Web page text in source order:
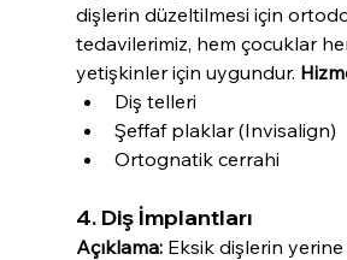
dişlerin düzeltilmesi için
tedavilerimiz, hem çocuklar
yetişkinler için uygundur.
Diş telleri
Şeffaf plaklar (Invisalign)
Ortognatik cerrahi
4. Diş İmplantları
Açıklama: Eksik dişlerin yerine